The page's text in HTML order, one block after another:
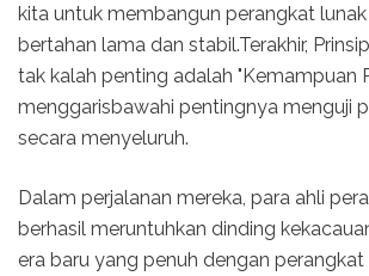
kita untuk membangun perangkat
bertahan lama dan stabil.Terakhir,
tak kalah penting adalah "Kemampuan
menggarisbawahi pentingnya menguji
secara menyeluruh.
Dalam perjalanan mereka, para ahli
berhasil meruntuhkan dinding
era baru yang penuh dengan perangkat